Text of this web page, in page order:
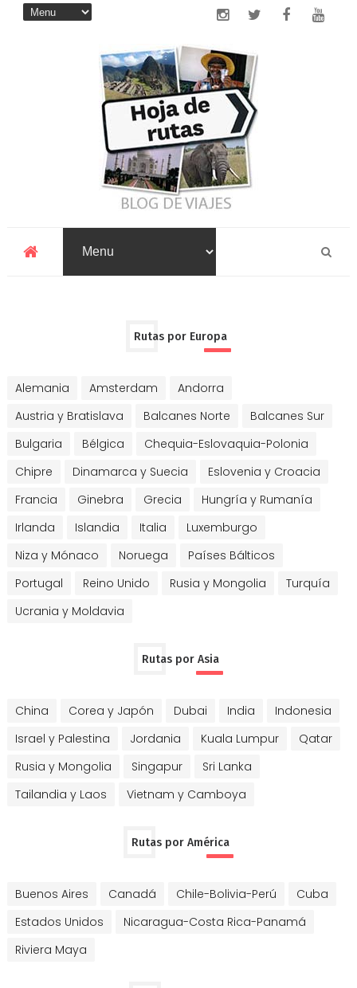
Rutas por Europa
Alemania Amsterdam
Andorra
Austria y Bratislava
Balcanes Norte
Balcanes Sur
Bulgaria
Bélgica
Chequia-Eslovaquia-Polonia
Chipre
Dinamarca y Suecia
Eslovenia y Croacia
Francia
Ginebra Grecia
Hungría y Rumanía
Irlanda
Islandia Italia
Luxemburgo
Niza y Mónaco
Noruega
Países Bálticos
Portugal
Reino Unido Rusia y Mongolia
Turquía
Ucrania y Moldavia
Rutas por Asia
China Corea y Japón Dubai India
Indonesia
Israel y Palestina
Jordania Kuala Lumpur
Qatar
Rusia y Mongolia
Singapur
Sri Lanka
Tailandia y Laos
Vietnam y Camboya
Rutas por América
Buenos Aires Canadá Chile-Bolivia-Perú
Cuba
Estados Unidos
Nicaragua-Costa Rica-Panamá
Riviera Maya